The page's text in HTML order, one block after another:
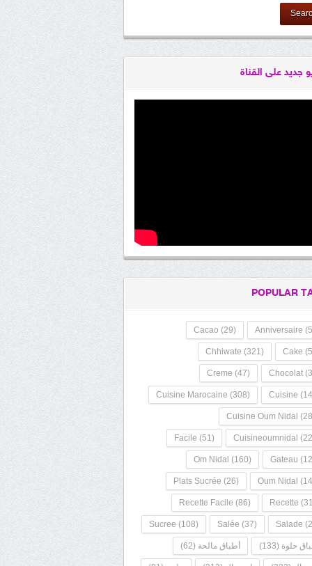
جديد على القناة
POPULAR
Anniversaire
Cacao (29)
Cake
Chhiwate (321)
Chocolat
Creme (47)
Cuisine
Cuisine Marocaine (308)
Cuisine Oum Nidal
Cuisineoumnidal
Facile (51)
Gateau
Om Nidal (160)
Oum Nidal
Plats Sucrée (26)
Recette
Recette Facile (86)
Salade
Salée (37)
Sucree (108)
حلوة (133) أطباق مالحة (62)